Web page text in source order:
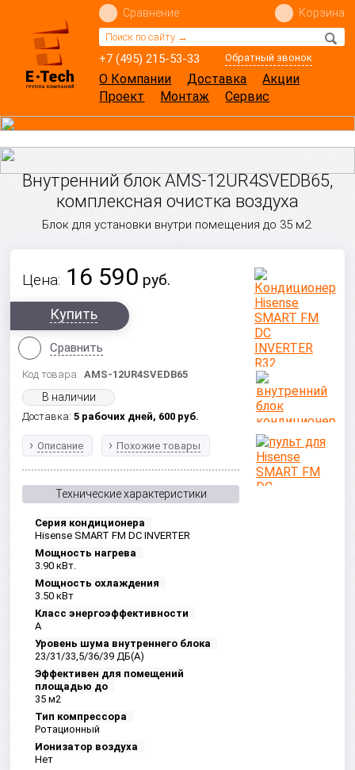
+7 (495) 215-53-33 Обратный звонок
Сравнение Корзина
О Компании Доставка
Акции
Проект
Монтаж Сервис
Внутренний блок AMS-12UR4SVEDB65,
комплексная очистка воздуха
Блок для установки внутри помещения до 35 м2.
Цена: 16 590 руб.
Купить
Сравнить
Код товара:AMS-12UR4SVEDB65
В наличии
Доставка:5 рабочих дней, 600 руб.
Описание Похожие товары
Технические характеристики
Серия кондиционера
Hisense SMART FM DC INVERTER
Мощность нагрева
3.90 кВт.
Мощность охлаждения
3.50 кВт
Класс энергоэффективности
А
Уровень шума внутреннего блока
23/31/33,5/36/39 ДБ(A)
Эффективен для помещений
площадью до
35 м2
Тип компрессора
Ротационный
Ионизатор воздуха
Нет